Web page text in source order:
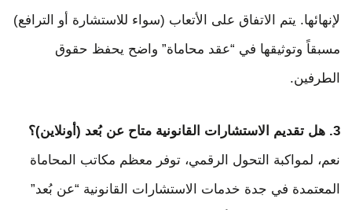
لإنهائها. يتم الاتفاق على الأتعاب (سواء للاستشارة أو الترافع)
مسبقاً وتوثيقها في “عقد محاماة” واضح يحفظ حقوق
الطرفين.
3. هل تقديم الاستشارات القانونية متاح عن بُعد (أونلاين)؟
نعم، لمواكبة التحول الرقمي، توفر معظم مكاتب المحاماة
المعتمدة في جدة خدمات الاستشارات القانونية “عن بُعد”